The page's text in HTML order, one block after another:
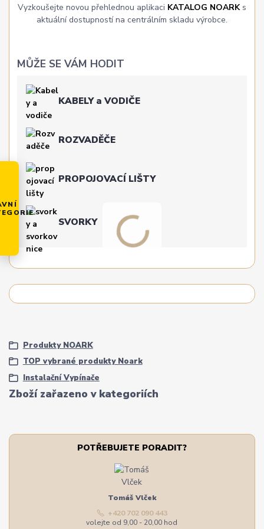
Vyzkoušejte novou přehlednou aplikaci KATALOG NOARKs
aktuální dostupností na centrálním skladu výrobce.
MŮŽE SE VÁM HODIT
KABELY a VODIČE
ROZVADĚČE
PROPOJOVACÍ LIŠTY
SVORKY
Zboží zařazeno v kategoriích
Produkty NOARK
TOP vybrané produkty Noark
Instalační Vypínače
POTŘEBUJETE PORADIT?
Tomáš Vlček
+420 702 090 443
volejte od 9,00 - 20,00 hod